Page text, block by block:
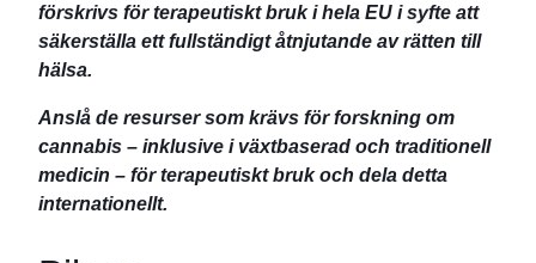
förskrivs för terapeutiskt bruk i hela EU i syfte att
säkerställa ett fullständigt åtnjutande av rätten till
hälsa.
Anslå de resurser som krävs för forskning om
cannabis – inklusive i växtbaserad och traditionell
medicin – för terapeutiskt bruk och dela detta
internationellt.